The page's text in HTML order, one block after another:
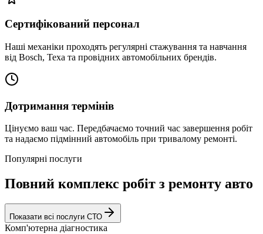
Сертифікований персонал
Наші механіки проходять регулярні стажування та навчання
від Bosch, Texa та провідних автомобільних брендів.
Дотримання термінів
Цінуємо ваш час. Передбачаємо точний час завершення робіт
та надаємо підмінний автомобіль при тривалому ремонті.
Популярні послуги
Повний комплекс робіт з ремонту авто
Показати всі послуги СТО
Комп'ютерна діагностика